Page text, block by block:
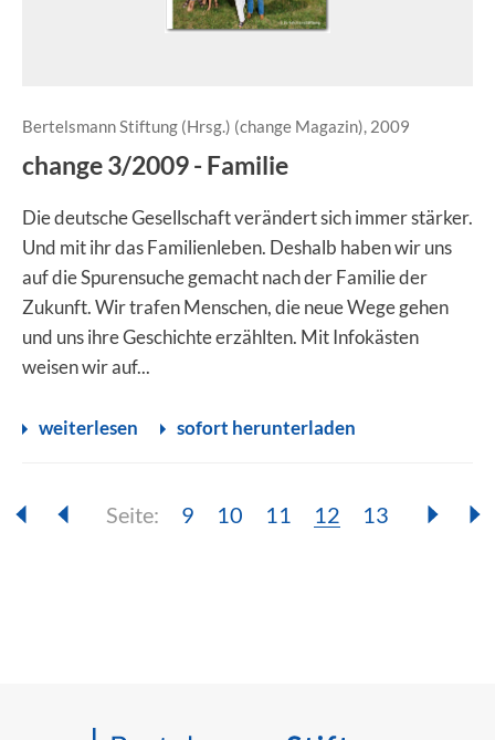
Bertelsmann Stiftung (Hrsg.) (change Magazin), 2009
change 3/2009 - Familie
Die deutsche Gesellschaft verändert sich immer stärker.
Und mit ihr das Familienleben. Deshalb haben wir uns
auf die Spurensuche gemacht nach der Familie der
Zukunft. Wir trafen Menschen, die neue Wege gehen
und uns ihre Geschichte erzählten. Mit Infokästen
weisen wir auf...
weiterlesen sofort herunterladen
Seite: Seite:
9 Seite:
10 Seite:
11 Seite:
12 Seite:
13